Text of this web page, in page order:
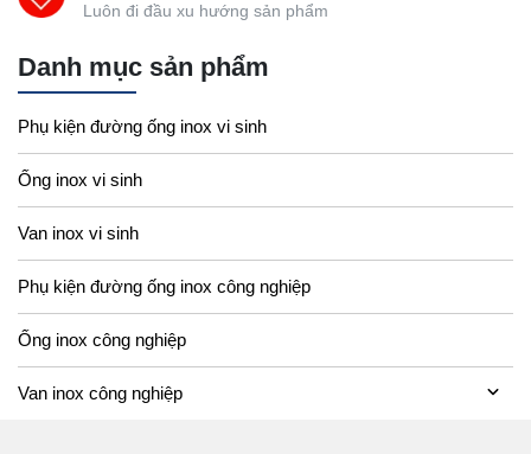
Luôn đi đầu xu hướng sản phẩm
Danh mục sản phẩm
Phụ kiện đường ống inox vi sinh
Ống inox vi sinh
Van inox vi sinh
Phụ kiện đường ống inox công nghiệp
Ống inox công nghiệp
Van inox công nghiệp